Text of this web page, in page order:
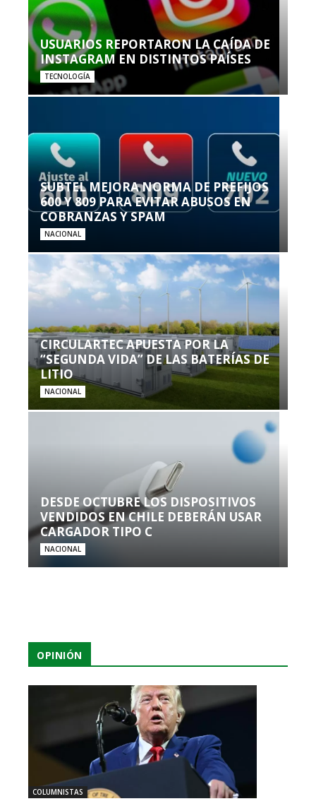
USUARIOS REPORTARON LA CAÍDA DE
INSTAGRAM EN DISTINTOS PAÍSES
TECNOLOGÍA
SUBTEL MEJORA NORMA DE PREFIJOS
600 Y 809 PARA EVITAR ABUSOS EN
COBRANZAS Y SPAM
NACIONAL
CIRCULARTEC APUESTA POR LA
“SEGUNDA VIDA” DE LAS BATERÍAS DE
LITIO
NACIONAL
DESDE OCTUBRE LOS DISPOSITIVOS
VENDIDOS EN CHILE DEBERÁN USAR
CARGADOR TIPO C
NACIONAL
OPINIÓN
COLUMNISTAS